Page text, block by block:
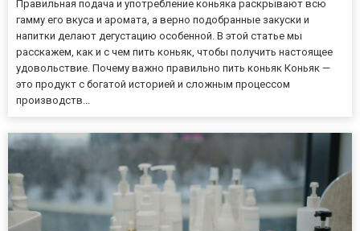
Правильная подача и употребление коньяка раскрывают всю
гамму его вкуса и аромата, а верно подобранные закуски и
напитки делают дегустацию особенной. В этой статье мы
расскажем, как и с чем пить коньяк, чтобы получить настоящее
удовольствие. Почему важно правильно пить коньяк Коньяк —
это продукт с богатой историей и сложным процессом
производств...